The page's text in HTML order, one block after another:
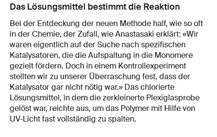
Das Lösungsmittel bestimmt die Reaktion
Bei der Entdeckung der neuen Methode half, wie so oft
in der Chemie, der Zufall, wie Anastasaki erklärt: «Wir
waren eigentlich auf der Suche nach spezifischen
Katalysatoren, die die Aufspaltung in die Monomere
gezielt fördern. Doch in einem Kontrollexperiment
stellten wir zu unserer Überraschung fest, dass der
Katalysator gar nicht nötig war.» Das chlorierte
Lösungsmittel, in dem die zerkleinerte Plexiglasprobe
gelöst war, reichte aus, um das Polymer mit Hilfe von
UV-Licht fast vollständig zu spalten.